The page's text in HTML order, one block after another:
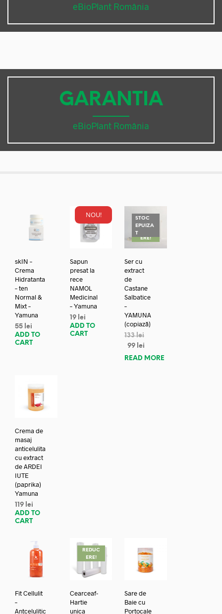
eBioPlant România
GARANTIA
eBioPlant România
skIN –
Crema
Hidratanta
– ten
Normal &
Mixt –
Yamuna
55 lei
ADD TO
CART
NOU!
Sapun
presat la
rece
NAMOL
Medicinal
– Yamuna
19 lei
ADD TO
CART
STOC
EPUIZA
TREDUC
ERE!
Ser cu
extract
de
Castane
Salbatice
–
YAMUNA
(copiază)
133lei
99 lei
READ MORE
Crema de
masaj
anticelulita
cu extract
de ARDEI
IUTE
(paprika)
Yamuna
119 lei
ADD TO
CART
Fit Cellulit
–
Antcelulitic
REDUC
ERE!
Cearceaf-
Hartie
unica
Sare de
Baie cu
Portocale